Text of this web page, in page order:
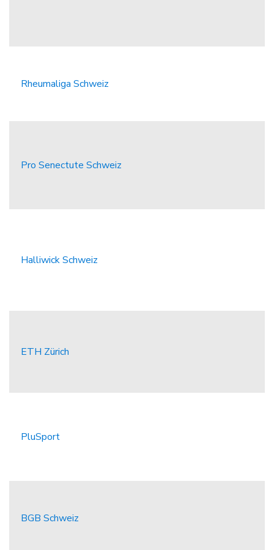
Rheumaliga Schweiz
Pro Senectute Schweiz
Halliwick Schweiz
ETH Zürich
PluSport
BGB Schweiz